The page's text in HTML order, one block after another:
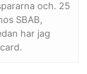
och. 25
SBAB,
har jag